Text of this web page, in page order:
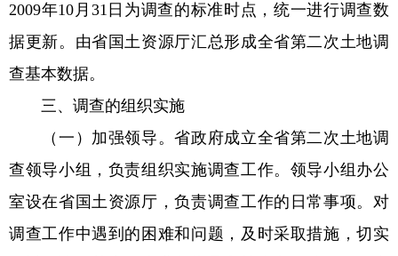
2009年10月31日为调查的标准时点，统一进行调查数
据更新。由省国土资源厅汇总形成全省第二次土地调
查基本数据。
三、调查的组织实施
（一）加强领导。省政府成立全省第二次土地调
查领导小组，负责组织实施调查工作。领导小组办公
室设在省国土资源厅，负责调查工作的日常事项。对
调查工作中遇到的困难和问题，及时采取措施，切实